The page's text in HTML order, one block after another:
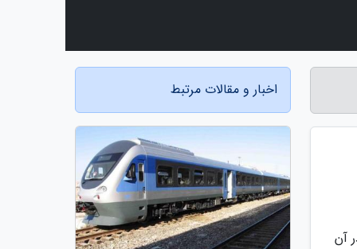
آن
اخبار و مقالات مرتبط